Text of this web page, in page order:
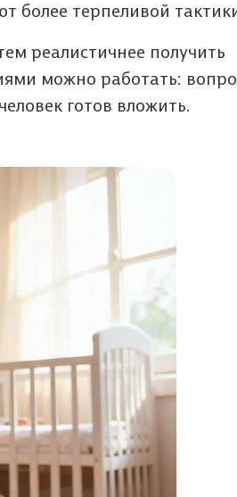
более терпеливой
реалистичнее получить
можно работать:
готов вложить.